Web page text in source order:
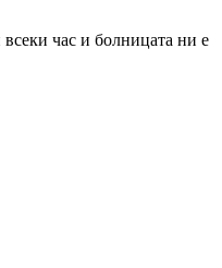
час и болницата ни е